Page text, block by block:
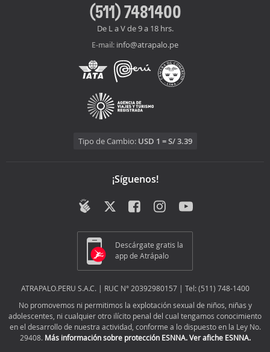
(511) 7481400
De L a V de 9 a 18 hrs.
E-mail: info@atrapalo.pe
Tipo de Cambio: USD 1 = S/ 3.39
¡Síguenos!
Descárgate gratis la
app de Atrápalo
ATRAPALO.PERU S.A.C. | RUC N° 20392980157 | Tel: (511) 748-1400
No promovemos ni permitimos la explotación sexual de niños, niñas y
adolescentes, ni cualquier otro ilícito penal del cual tengamos conocimiento
en el desarrollo de nuestra actividad, conforme a lo dispuesto en la Ley No.
29408. Más información sobre protección ESNNA. Ver afiche ESNNA.